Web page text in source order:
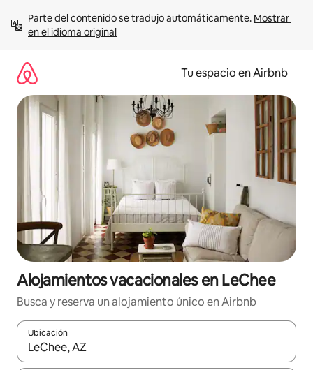
contenido
Parte del contenido se tradujo automáticamente. Mostrar
en el idioma original
Tu espacio en Airbnb
Alojamientos vacacionales en LeChee
Busca y reserva un alojamiento único en Airbnb
Ubicación
Cuando los resultados estén disponibles, podrás navegar